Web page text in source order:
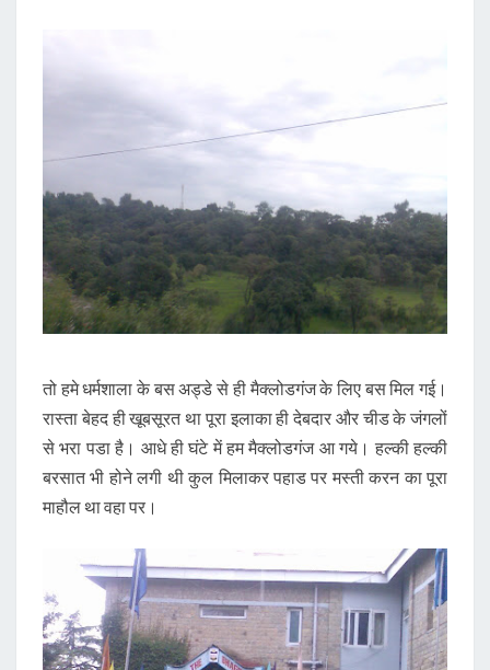
तो हमे धर्मशाला के बस अड्डे से ही मैक्लोडगंज के लिए बस मिल गई।
रास्ता बेहद ही खूबसूरत था पूरा इलाका ही देबदार और चीड के जंगलों
से भरा पडा है। आधे ही घंटे में हम मैक्लोडगंज आ गये। हल्की हल्की
बरसात भी होने लगी थी कुल मिलाकर पहाड पर मस्ती करन का पूरा
माहौल था वहा पर।